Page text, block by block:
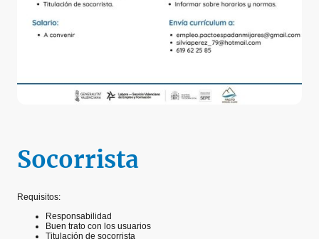
Socorrista
Requisitos:
Responsabilidad
Buen trato con los usuarios
Titulación de socorrista